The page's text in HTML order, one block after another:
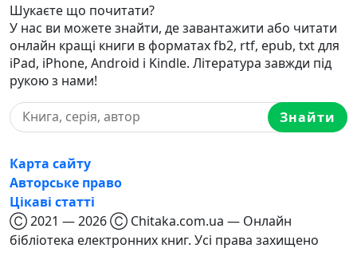
Шукаєте що почитати?
У нас ви можете знайти, де завантажити або читати
онлайн кращі книги в форматах fb2, rtf, epub, txt для
iPad, iPhone, Android і Kindle. Література завжди під
рукою з нами!
Знайти
Карта сайту
Авторське право
Цікаві статті
Ⓒ 2021 — 2026 Ⓒ Chitaka.com.ua — Онлайн
бібліотека електронних книг. Усі права захищено